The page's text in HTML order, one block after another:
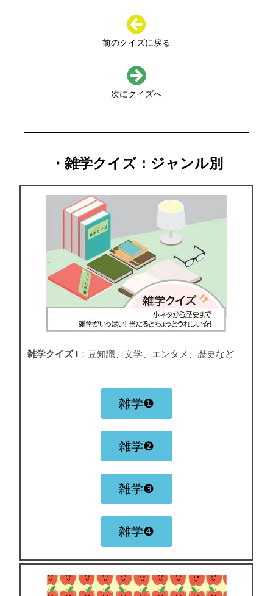
前のクイズに戻る
次にクイズへ
・雑学クイズ：ジャンル別
雑学クイズ I ：豆知識、文学、エンタメ、歴史など
雑学❶
雑学❷
雑学❸
雑学❹